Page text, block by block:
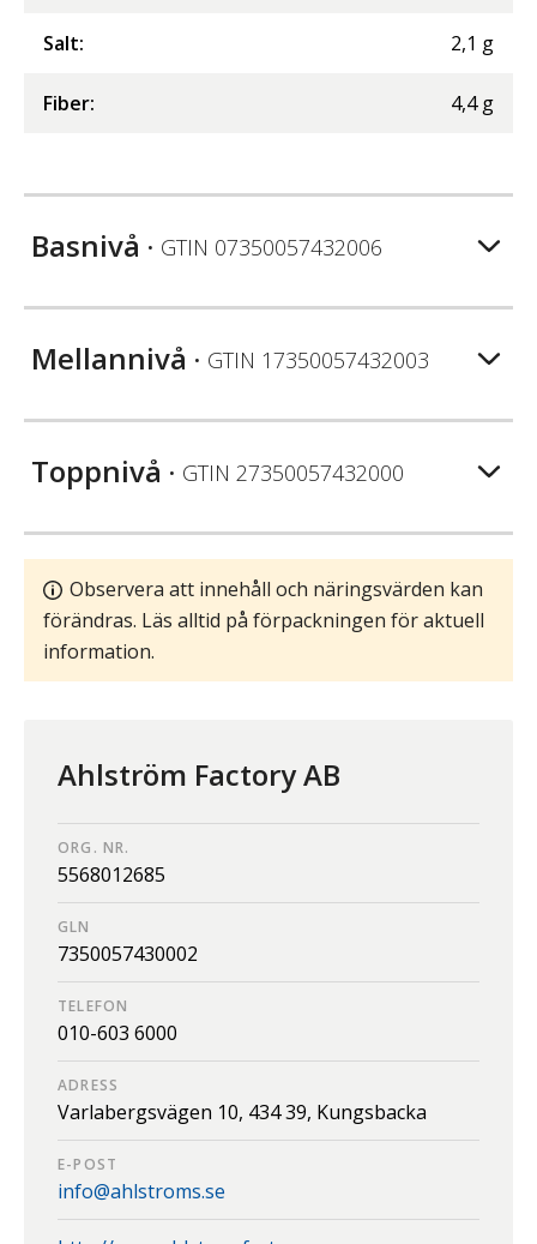
Salt: 2,1 g
Fiber: 4,4 g
Basnivå • GTIN 07350057432006
Mellannivå • GTIN 17350057432003
Toppnivå • GTIN 27350057432000
Observera att innehåll och näringsvärden kan
förändras. Läs alltid på förpackningen för aktuell
information.
Ahlström Factory AB
ORG. NR.
5568012685
GLN
7350057430002
TELEFON
010-603 6000
ADRESS
Varlabergsvägen 10, 434 39, Kungsbacka
E-POST
info@ahlstroms.se